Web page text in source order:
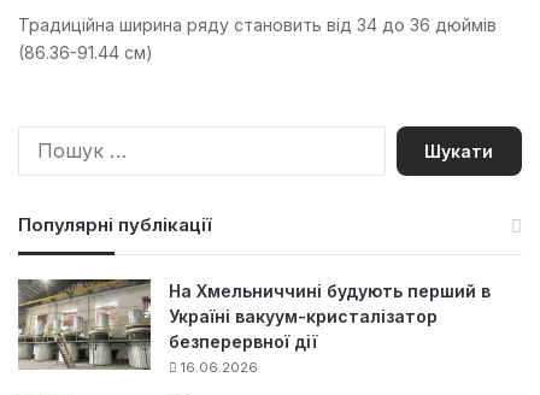
Традиційна ширина ряду становить від 34 до 36 дюймів
(86.36-91.44 см)
П
Популярні публікації
На Хмельниччині будують перший в
Україні вакуум-кристалізатор
безперервної дії
16.06.2026